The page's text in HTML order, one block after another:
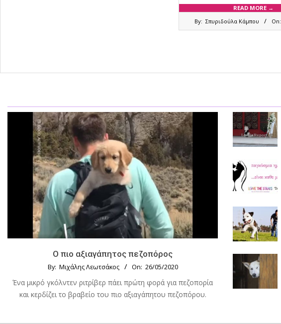
READ MORE →
By: Σπυριδούλα Κάμπου On:
Ο πιο αξιαγάπητος πεζοπόρος
By: Μιχάλης Λεωτσάκος On: 26/05/2020
Ένα μικρό γκόλντεν ριτρίβερ πάει πρώτη φορά για πεζοπορία
και κερδίζει το βραβείο του πιο αξιαγάπητου πεζοπόρου.